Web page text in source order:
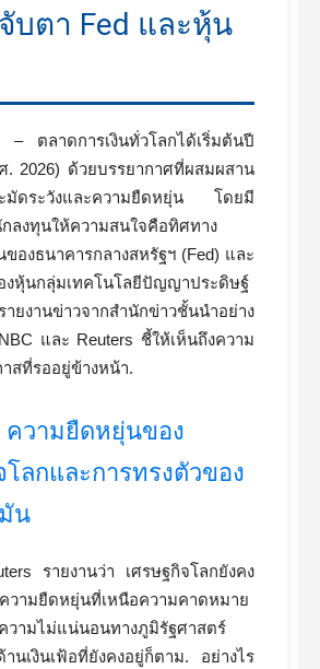
บตา Fed และหุ้น
– ตลาดการเงินทั่วโลกได้เริ่มต้นปี
. 2026) ด้วยบรรยากาศที่ผสมผสาน
ะมัดระวังและความยืดหยุ่น โดยมี
ลงทุนให้ความสนใจคือทิศทาง
ของธนาคารกลางสหรัฐฯ (Fed) และ
งหุ้นกลุ่มเทคโนโลยีปัญญาประดิษฐ์
ข่าวจากสำนักข่าวชั้นนำอย่าง
และ Reuters ชี้ให้เห็นถึงความ
สที่รออยู่ข้างหน้า.
ความยืดหยุ่นของ
โลกและการทรงตัวของ
น
รายงานว่า เศรษฐกิจโลกยังคง
วามยืดหยุ่นที่เหนือความคาดหมาย
วามไม่แน่นอนทางภูมิรัฐศาสตร์
นเงินเฟ้อที่ยังคงอยู่ก็ตาม. อย่างไร